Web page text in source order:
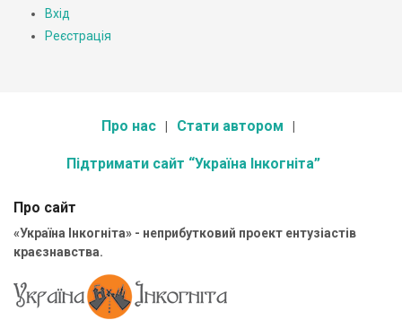
Вхід
Реєстрація
Про нас Стати автором
Підтримати сайт “Україна Інкогніта”
Про сайт
«Україна Інкогніта» - неприбутковий проект ентузіастів
краєзнавства.